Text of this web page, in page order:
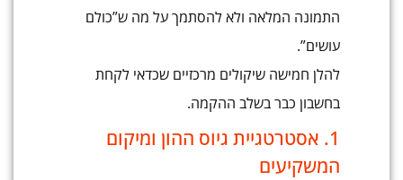
התמונה המלאה ולא להסתמך על מה ש”כולם
עושים”.
להלן חמישה שיקולים מרכזיים שכדאי לקחת
בחשבון כבר בשלב ההקמה.
1. אסטרטגיית גיוס ההון ומיקום
המשקיעים